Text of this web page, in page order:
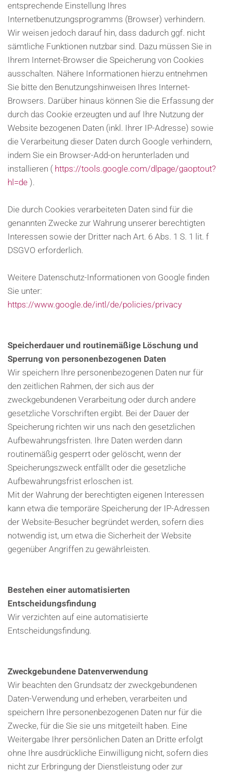
entsprechende Einstellung Ihres
Internetbenutzungsprogramms (Browser) verhindern.
Wir weisen jedoch darauf hin, dass dadurch ggf. nicht
sämtliche Funktionen nutzbar sind. Dazu müssen Sie in
Ihrem Internet-Browser die Speicherung von Cookies
ausschalten. Nähere Informationen hierzu entnehmen
Sie bitte den Benutzungshinweisen Ihres Internet-
Browsers. Darüber hinaus können Sie die Erfassung der
durch das Cookie erzeugten und auf Ihre Nutzung der
Website bezogenen Daten (inkl. Ihrer IP-Adresse) sowie
die Verarbeitung dieser Daten durch Google verhindern,
indem Sie ein Browser-Add-on herunterladen und
installieren ( https://tools.google.com/dlpage/gaoptout?
hl=de ).
Die durch Cookies verarbeiteten Daten sind für die
genannten Zwecke zur Wahrung unserer berechtigten
Interessen sowie der Dritter nach Art. 6 Abs. 1 S. 1 lit. f
DSGVO erforderlich.
Weitere Datenschutz-Informationen von Google finden
Sie unter:
https://www.google.de/intl/de/policies/privacy
Speicherdauer und routinemäßige Löschung und
Sperrung von personenbezogenen Daten
Wir speichern Ihre personenbezogenen Daten nur für
den zeitlichen Rahmen, der sich aus der
zweckgebundenen Verarbeitung oder durch andere
gesetzliche Vorschriften ergibt. Bei der Dauer der
Speicherung richten wir uns nach den gesetzlichen
Aufbewahrungsfristen. Ihre Daten werden dann
routinemäßig gesperrt oder gelöscht, wenn der
Speicherungszweck entfällt oder die gesetzliche
Aufbewahrungsfrist erloschen ist.
Mit der Wahrung der berechtigten eigenen Interessen
kann etwa die temporäre Speicherung der IP-Adressen
der Website-Besucher begründet werden, sofern dies
notwendig ist, um etwa die Sicherheit der Website
gegenüber Angriffen zu gewährleisten.
Bestehen einer automatisierten
Entscheidungsfindung
Wir verzichten auf eine automatisierte
Entscheidungsfindung.
Zweckgebundene Datenverwendung
Wir beachten den Grundsatz der zweckgebundenen
Daten-Verwendung und erheben, verarbeiten und
speichern Ihre personenbezogenen Daten nur für die
Zwecke, für die Sie sie uns mitgeteilt haben. Eine
Weitergabe Ihrer persönlichen Daten an Dritte erfolgt
ohne Ihre ausdrückliche Einwilligung nicht, sofern dies
nicht zur Erbringung der Dienstleistung oder zur